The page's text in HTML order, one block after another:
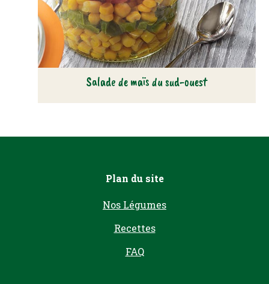
Salade de maïs du sud-ouest
Plan du site
Nos Légumes
Recettes
FAQ